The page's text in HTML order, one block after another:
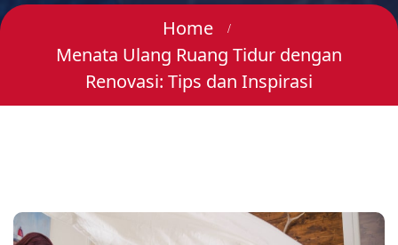
Home
Menata Ulang Ruang Tidur dengan
Renovasi: Tips dan Inspirasi